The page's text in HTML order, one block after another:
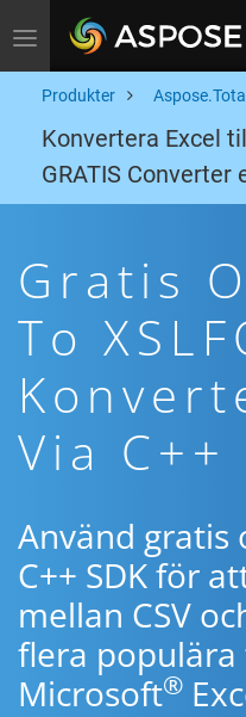
Toggle navigation
Produkter Aspose.Total
Konvertera Excel
GRATIS Converter
Gratis
To
Via C++
Använd gratis
C++ SDK för
mellan CSV
flera
Microsoft®